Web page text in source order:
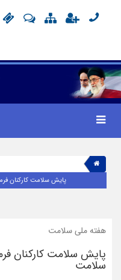
پایش سلامت کارکنان
هفته ملی سلامت
پایش سلامت کارکنان
سلامت